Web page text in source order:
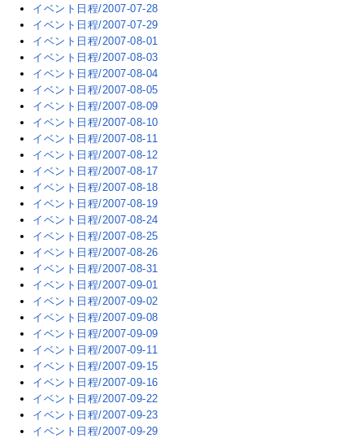
イベント日程/2007-07-28
イベント日程/2007-07-29
イベント日程/2007-08-01
イベント日程/2007-08-03
イベント日程/2007-08-04
イベント日程/2007-08-05
イベント日程/2007-08-09
イベント日程/2007-08-10
イベント日程/2007-08-11
イベント日程/2007-08-12
イベント日程/2007-08-17
イベント日程/2007-08-18
イベント日程/2007-08-19
イベント日程/2007-08-24
イベント日程/2007-08-25
イベント日程/2007-08-26
イベント日程/2007-08-31
イベント日程/2007-09-01
イベント日程/2007-09-02
イベント日程/2007-09-08
イベント日程/2007-09-09
イベント日程/2007-09-11
イベント日程/2007-09-15
イベント日程/2007-09-16
イベント日程/2007-09-22
イベント日程/2007-09-23
イベント日程/2007-09-29